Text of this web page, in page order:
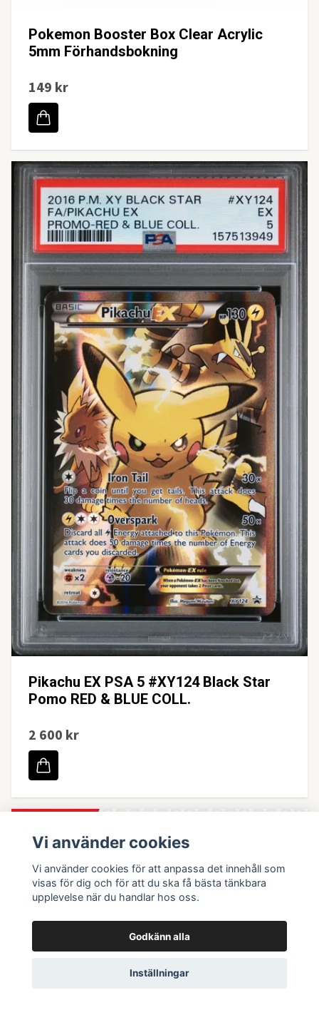
Pokemon Booster Box Clear Acrylic
5mm Förhandsbokning
149 kr
Pikachu EX PSA 5 #XY124 Black Star
Pomo RED & BLUE COLL.
2 600 kr
Vi använder cookies
Vi använder cookies för att anpassa det innehåll som
visas för dig och för att du ska få bästa tänkbara
upplevelse när du handlar hos oss.
Godkänn alla
Inställningar